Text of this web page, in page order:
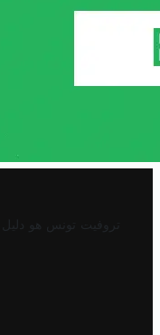
تروفيت تونس هو